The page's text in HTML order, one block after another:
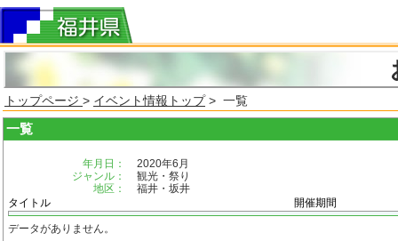
トップページ > イベント情報トップ> 一覧
一覧
年月日：
2020年6月
ジャンル：
観光・祭り
地区：
福井・坂井
タイトル
開催期間
データがありません。